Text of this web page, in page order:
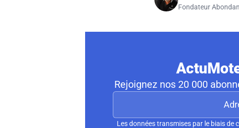
Fondateur
Rejoignez nos 20 000
Les données transmises par le biais de